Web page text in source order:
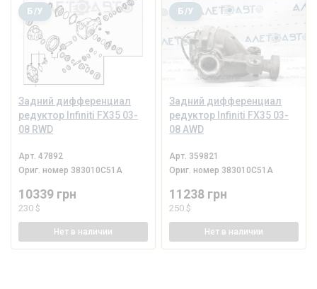
Задний дифференциал
редуктор Infiniti FX35 03-
08 RWD
Б/У
Арт.47892
Ориг. номер 383010C51A
10339 грн
230 $
Нет в наличии
Задний дифференциал
редуктор Infiniti FX35 03-
08 AWD
Б/У
Арт. 359821
Ориг. номер 383010C51A
11238 грн
250 $
Нет в наличии